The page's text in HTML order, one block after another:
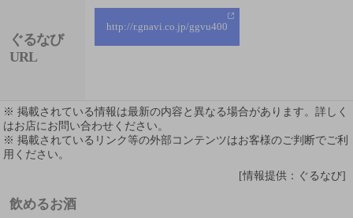
ぐるなび
URL
http://r.gnavi.co.jp/ggvu400
※ 掲載されている情報は最新の内容と異なる場合があります。詳しく
はお店にお問い合わせください。
※ 掲載されているリンク等の外部コンテンツはお客様のご判断でご利
用ください。
[情報提供：ぐるなび]
飲めるお酒